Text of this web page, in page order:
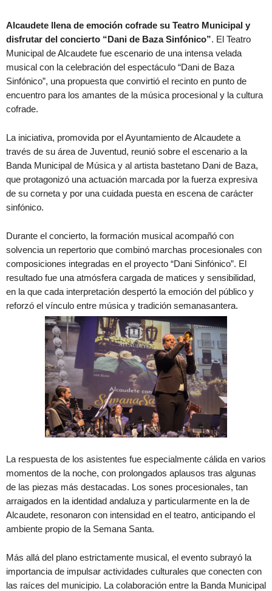
Alcaudete llena de emoción cofrade su Teatro Municipal y
disfrutar del concierto “Dani de Baza Sinfónico”. El Teatro
Municipal de Alcaudete fue escenario de una intensa velada
musical con la celebración del espectáculo “Dani de Baza
Sinfónico”, una propuesta que convirtió el recinto en punto de
encuentro para los amantes de la música procesional y la cultura
cofrade.
La iniciativa, promovida por el Ayuntamiento de Alcaudete a
través de su área de Juventud, reunió sobre el escenario a la
Banda Municipal de Música y al artista bastetano Dani de Baza,
que protagonizó una actuación marcada por la fuerza expresiva
de su corneta y por una cuidada puesta en escena de carácter
sinfónico.
Durante el concierto, la formación musical acompañó con
solvencia un repertorio que combinó marchas procesionales con
composiciones integradas en el proyecto “Dani Sinfónico”. El
resultado fue una atmósfera cargada de matices y sensibilidad,
en la que cada interpretación despertó la emoción del público y
reforzó el vínculo entre música y tradición semanasantera.
La respuesta de los asistentes fue especialmente cálida en varios
momentos de la noche, con prolongados aplausos tras algunas
de las piezas más destacadas. Los sones procesionales, tan
arraigados en la identidad andaluza y particularmente en la de
Alcaudete, resonaron con intensidad en el teatro, anticipando el
ambiente propio de la Semana Santa.
Más allá del plano estrictamente musical, el evento subrayó la
importancia de impulsar actividades culturales que conecten con
las raíces del municipio. La colaboración entre la Banda Municipal